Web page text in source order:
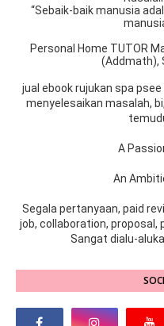
“Sebaik-baik manusia
Personal Home TUTOR
(Addmath),
jual ebook rujukan spa
menyelesaikan masalah,
A
An
Segala pertanyaan, paid
job, collaboration, proposal,
Sangat dialu-